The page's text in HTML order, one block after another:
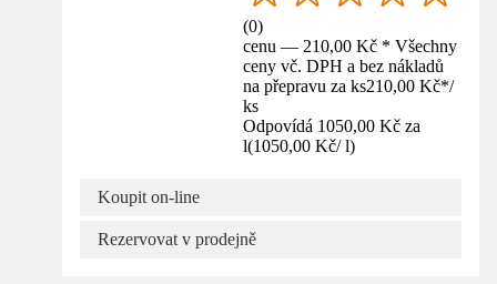
(0)
cenu — 210,00 Kč * Všechny
ceny vč. DPH a bez nákladů
na přepravu za ks210,00 Kč*/
ks
Odpovídá 1050,00 Kč za
l(1050,00 Kč/ l)
Koupit on-line
Rezervovat v prodejně